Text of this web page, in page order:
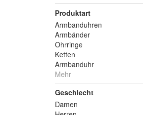
Produktart
Armbanduhren
Armbänder
Ohrringe
Ketten
Armbanduhr
Mehr
Geschlecht
Damen